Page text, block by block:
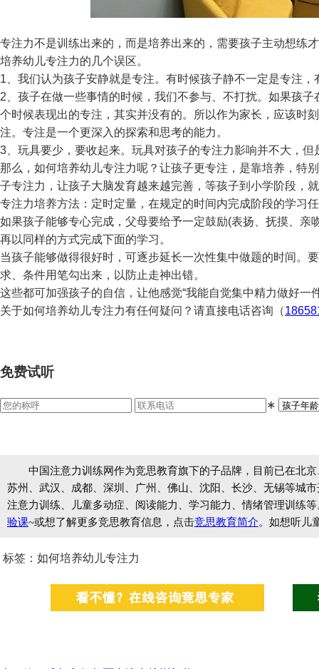
专注力不是训练出来的，而是培养出来的，需要孩子主动想练
培养幼儿专注力的几个误区。
1、我们认为孩子安静就是专注。有时候孩子静不一定是专注
2、孩子在做一些事情的时候，我们不参与、不打扰。如果孩
个时候表现出的专注，其实并没有的。所以作为家长，应该时
注。专注是一个更深入的探索和思考的能力。
3、玩具要少，要收起来。玩具对孩子的专注力影响并不大，
那么，如何培养幼儿专注力呢？让孩子更专注，是靠培养，特
子专注力，让孩子大脑发育越来越完善，等孩子到小学阶段，
专注力培养方法：定时定量，在规定的时间内完成阶段的学习
如果孩子能够专心完成，父母要给予一定鼓励(表扬、抚摸、亲
再以同样的方式完成下面的学习。
当孩子能够做得很好时，可逐步延长一次性集中做题的时间。
求、条件用笔勾出来，以防止走神出错。
这些都可加强孩子的自信，让他感觉“我能自觉集中精力做好一
关于如何培养幼儿专注力有任何疑问？请直接电话咨询（
免费试听
∗
中国注意力训练网作为竞思教育旗下的子品牌，目前已在北
苏州、武汉、成都、深圳、广州、佛山、沈阳、长沙、无锡等城
注意力训练、儿童多动症、阅读能力、学习能力、情绪管理训练
验课~或想了解更多竞思教育信息，点击竞思教育简介。如想听儿
标签：如何培养幼儿专注力